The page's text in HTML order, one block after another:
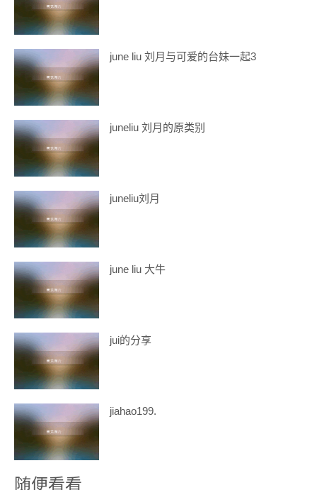
june liu 刘月与可爱的台妹一起3
juneliu 刘月的原类别
juneliu刘月
june liu 大牛
jui的分享
jiahao199.
随便看看